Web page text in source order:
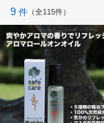
9 件 全115件